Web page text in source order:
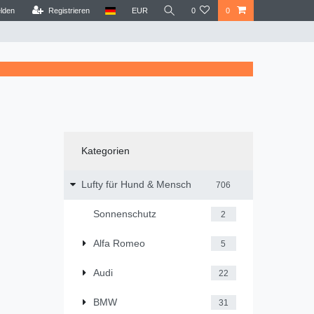
Registrieren EUR 0 0
Kategorien
Lufty für Hund & Mensch 706
Sonnenschutz 2
Alfa Romeo 5
Audi 22
BMW 31